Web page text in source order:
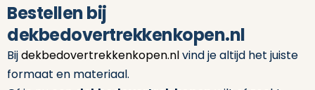
Bestellen bij
dekbedovertrekkenkopen.nl
Bijdekbedovertrekkenkopen.nlvind je altijd het juiste
formaat en materiaal.